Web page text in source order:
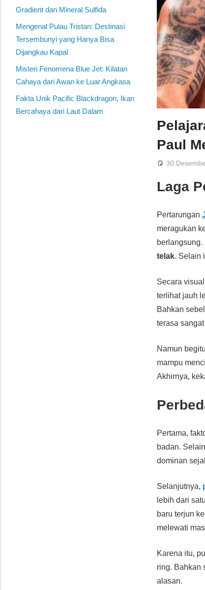
Paul
30
Laga
Pertarungan
meragukan
berlangsung.
telak. Selain
Secara
terlihat jauh
Bahkan
terasa
Namun
mampu
Akhirnya,
Pertama,
badan.
dominan
Selanjutnya,
lebih dari
baru terjun
melewati
Karena itu,
ring. Bahkan
alasan.
Gradient dan Mineral Sulfida
Mengenal Pulau Tristan: Destinasi
Tersembunyi yang Hanya Bisa
Dijangkau Kapal
Misteri Fenomena Blue Jet: Kilatan
Cahaya dari Awan ke Luar Angkasa
Fakta Unik Pacific Blackdragon, Ikan
Bercahaya dari Laut Dalam